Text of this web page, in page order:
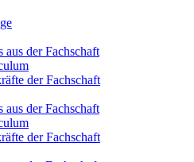
aus der Fachschaft
der Fachschaft
aus der Fachschaft
der Fachschaft